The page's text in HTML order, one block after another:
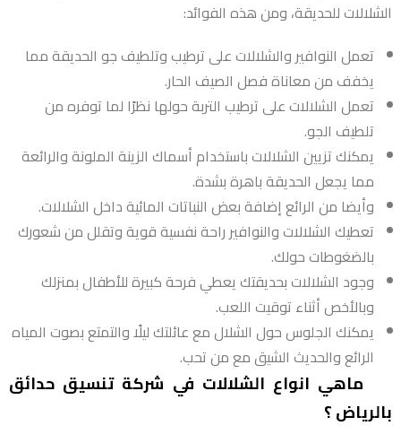
الشلالات للحديقة، ومن هذه الفوائد:
تعمل النوافير والشلالات على ترطيب وتلطيف جو الحديقة مما
يخفف من معاناة فصل الصيف الحار.
تعمل الشلالات على ترطيب التربة حولها نظرًا لما توفره من
تلطيف الجو.
يمكنك تزيين الشلالات باستخدام أسماك الزينة الملونة والرائعة
مما يجعل الحديقة باهرة بشدة.
وأيضا من الرائع إضافة بعض النباتات المائية داخل الشلالات.
تعطيك الشلالات والنوافير راحة نفسية قوية وتقلل من شعورك
بالضغوطات حولك.
وجود الشلالات بحديقتك يعطي فرحة كبيرة للأطفال بمنزلك
وبالأخص أثناء توقيت اللعب.
يمكنك الجلوس حول الشلال مع عائلتك ليلًا والتمتع بصوت المياه
الرائع والحديث الشيق مع من تحب.
ماهي انواع الشلالات في شركة تنسيق حدائق
بالرياض ؟